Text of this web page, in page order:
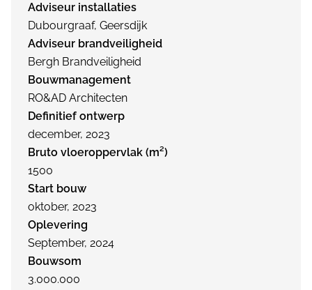
Adviseur installaties
Dubourgraaf, Geersdijk
Adviseur brandveiligheid
Bergh Brandveiligheid
Bouwmanagement
RO&AD Architecten
Definitief ontwerp
december, 2023
Bruto vloeroppervlak (m²)
1500
Start bouw
oktober, 2023
Oplevering
September, 2024
Bouwsom
3.000.000